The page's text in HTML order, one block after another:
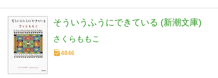
そういうふうにできている (新潮文庫)
さくらももこ
4846